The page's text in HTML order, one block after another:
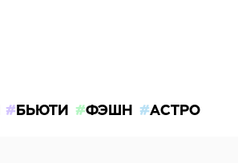
БЬЮТИ ФЭШН АСТРО